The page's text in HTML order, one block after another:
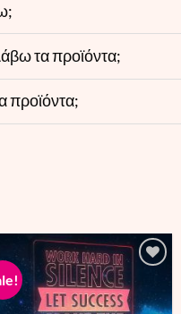
τα προϊόντα;
προϊόντα;